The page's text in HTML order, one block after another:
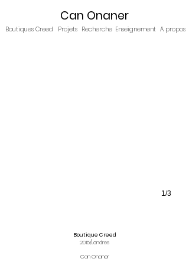
Can Onaner
Boutiques Creed Projets Recherche Enseignement A propos
1/3
Boutique Creed
2015/Londres
Can Onaner